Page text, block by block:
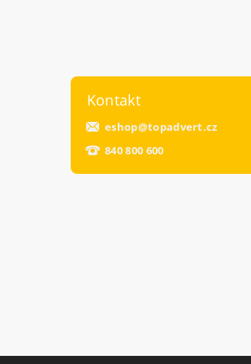
Kontakt
eshop@topadvert.cz
840 800 600